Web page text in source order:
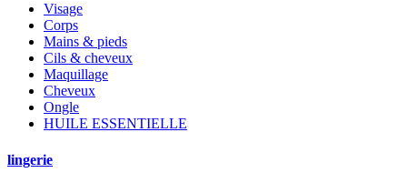
Visage
Corps
Mains & pieds
Cils & cheveux
Maquillage
Cheveux
Ongle
HUILE ESSENTIELLE
lingerie